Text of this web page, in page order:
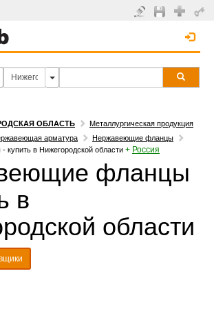
ОБЛАСТЬ
Металлургическая продукция
арматура
Нержавеющие фланцы
в Нижегородской области + Россия
фланцы
в
области